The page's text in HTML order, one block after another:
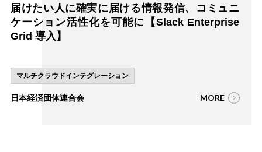
届けたい人に確実に届ける情報発信、コミュニ
ケーション活性化を可能に【Slack Enterprise
Grid 導入】
マルチクラウドインテグレーション
日本経済団体連合会 MORE